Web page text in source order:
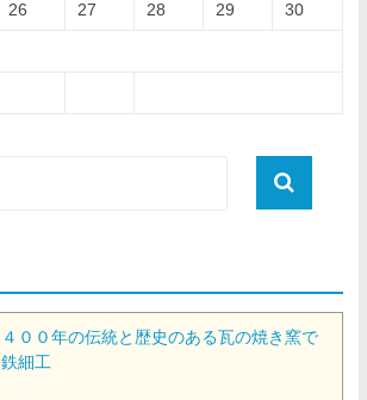
26 27 28 29 30
４００年の伝統と歴史のある瓦の焼き窯で
鉄細工